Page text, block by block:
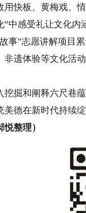
用快板、黄梅戏、
中感受礼让文化内
”志愿讲解项目累
非遗体验等文化活
和阐释六尺巷蕴
美德在新时代持续
悦整理）